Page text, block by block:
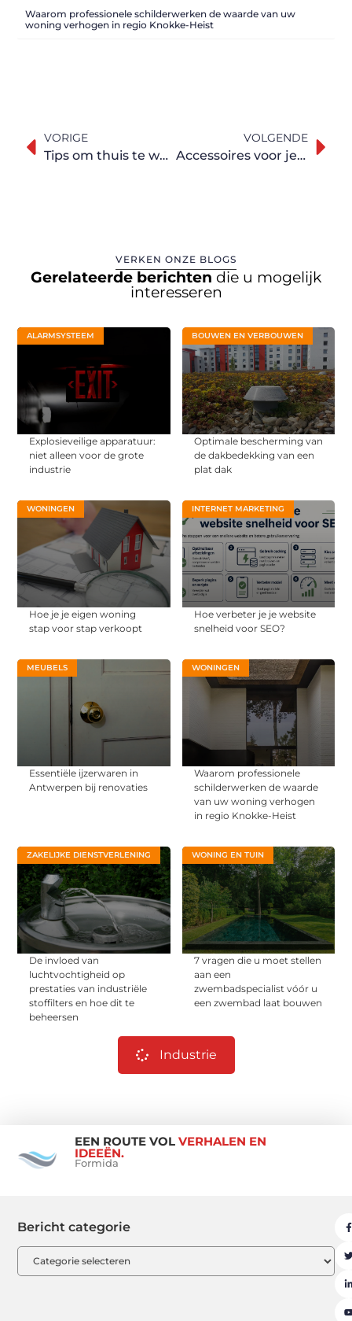
Waarom professionele schilderwerken de waarde van uw
woning verhogen in regio Knokke-Heist
VORIGE
Tips om thuis te werken: het nieuwe normaal…Tenminste voor nu
VOLGENDE
Accessoires voor je huisdieren
VERKEN ONZE BLOGS
Gerelateerde berichten die u mogelijk
interesseren
ALARMSYSTEEM
Explosieveilige apparatuur:
niet alleen voor de grote
industrie
BOUWEN EN VERBOUWEN
Optimale bescherming van
de dakbedekking van een
plat dak
WONINGEN
Hoe je je eigen woning
stap voor stap verkoopt
INTERNET MARKETING
Hoe verbeter je je website
snelheid voor SEO?
MEUBELS
Essentiële ijzerwaren in
Antwerpen bij renovaties
WONINGEN
Waarom professionele
schilderwerken de waarde
van uw woning verhogen
in regio Knokke-Heist
ZAKELIJKE DIENSTVERLENING
De invloed van
luchtvochtigheid op
prestaties van industriële
stoffilters en hoe dit te
beheersen
WONING EN TUIN
7 vragen die u moet stellen
aan een
zwembadspecialist vóór u
een zwembad laat bouwen
Industrie
EEN ROUTE VOL VERHALEN EN
IDEEËN.
Formida
Bericht categorie